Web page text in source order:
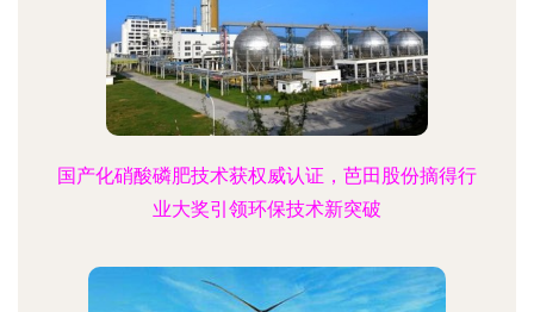
国产化硝酸磷肥技术获权威认证，芭田股份摘得行
业大奖引领环保技术新突破